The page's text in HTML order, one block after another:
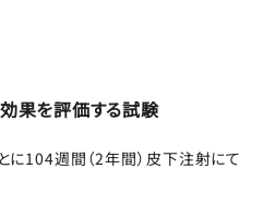
果を評価する試験
104週間（2年間）皮下注射にて